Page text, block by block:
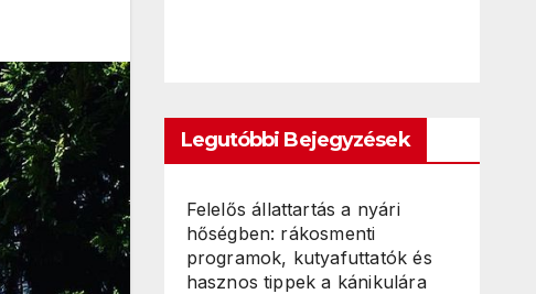
Legutóbbi Bejegyzések
Felelős állattartás a nyári
hőségben: rákosmenti
programok, kutyafuttatók és
hasznos tippek a kánikulára